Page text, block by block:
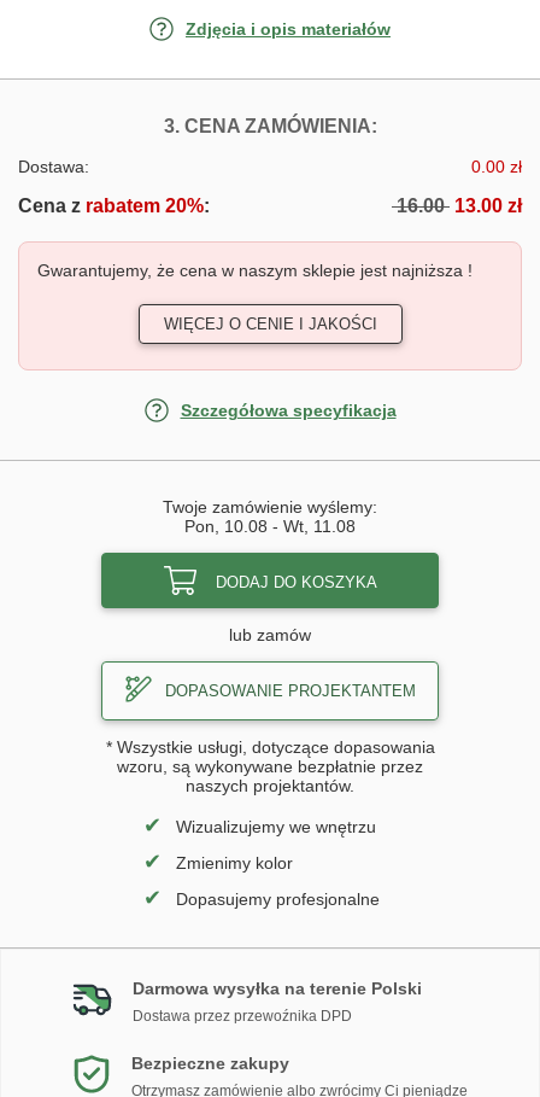
Zdjęcia i opis materiałów
3. CENA ZAMÓWIENIA:FOTOTAPETY
Dostawa: 0.00 zł
Cena z rabatem 20%: 16.00 13.00 zł
Gwarantujemy, że cena w naszym sklepie jest najniższa !
WIĘCEJ O CENIE I JAKOŚCI
Szczegółowa specyfikacja
Twoje zamówienie wyślemy:
Pon, 10.08 - Wt, 11.08
DODAJ DO KOSZYKA
lub zamów
DOPASOWANIE PROJEKTANTEM
* Wszystkie usługi, dotyczące dopasowania
wzoru, są wykonywane bezpłatnie przez
naszych projektantów.
✔ Wizualizujemy we wnętrzu
✔ Zmienimy kolor
✔ Dopasujemy profesjonalne
Darmowa wysyłka na terenie Polski
Dostawa przez przewoźnika DPD
Bezpieczne zakupy
Otrzymasz zamówienie albo zwrócimy Ci pieniądze